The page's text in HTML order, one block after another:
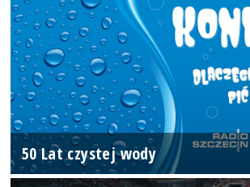
50 Lat czystej wody